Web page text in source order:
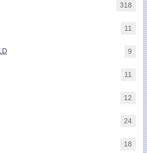
318
11
9
11
12
24
18